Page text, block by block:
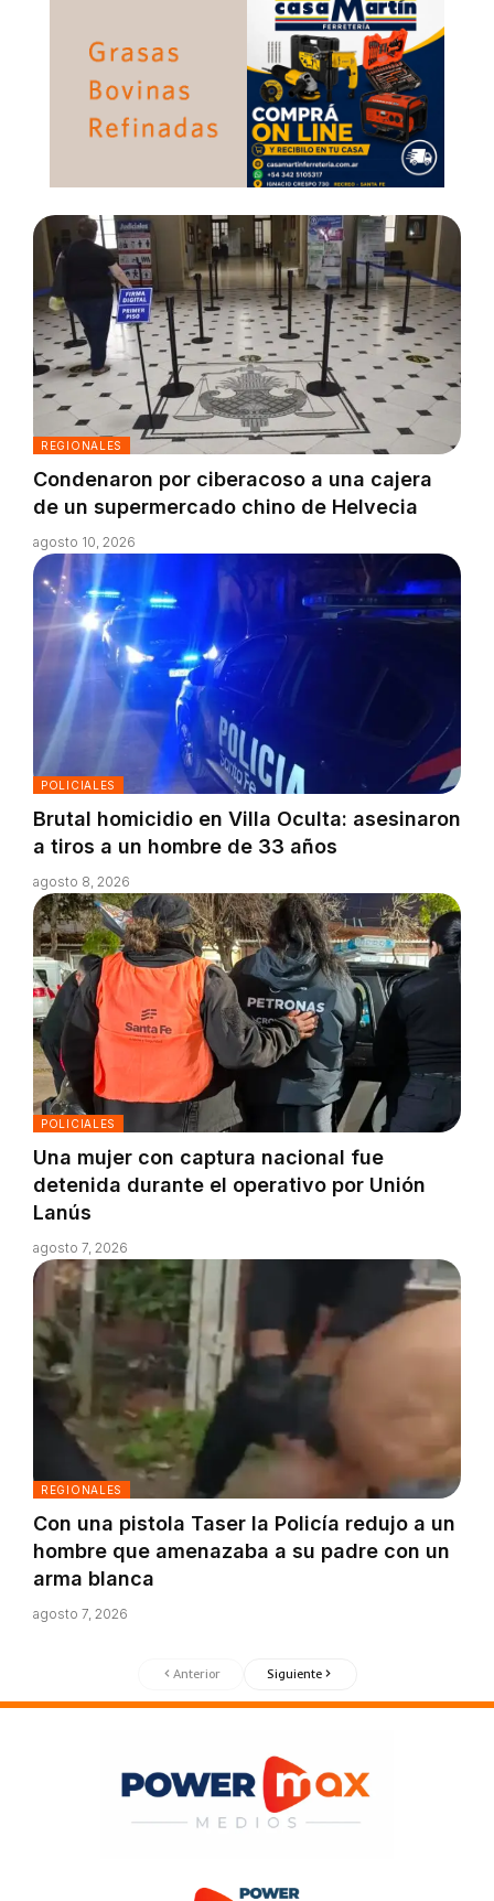
REGIONALES
Condenaron por ciberacoso a una cajera
de un supermercado chino de Helvecia
agosto 10, 2026
POLICIALES
Brutal homicidio en Villa Oculta: asesinaron
a tiros a un hombre de 33 años
agosto 8, 2026
POLICIALES
Una mujer con captura nacional fue
detenida durante el operativo por Unión
Lanús
agosto 7, 2026
REGIONALES
Con una pistola Taser la Policía redujo a un
hombre que amenazaba a su padre con un
arma blanca
agosto 7, 2026
Anterior Siguiente